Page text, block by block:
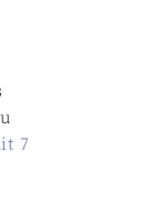
7